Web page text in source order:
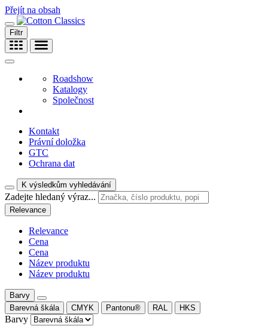
Přejít na obsah
Filtr
Roadshow
Katalogy
Společnost
Kontakt
Právní doložka
GTC
Ochrana dat
K výsledkům vyhledávání
Zadejte hledaný výraz...
Relevance
Relevance
Cena
Cena
Název produktu
Název produktu
Barvy
Barevná škála
CMYK Pantonu® RAL HKS
Barvy